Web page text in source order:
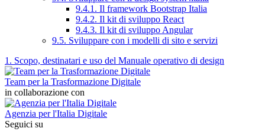
9.4.1. Il framework Bootstrap Italia
9.4.2. Il kit di sviluppo React
9.4.3. Il kit di sviluppo Angular
9.5. Sviluppare con i modelli di sito e servizi
1. Scopo, destinatari e uso del Manuale operativo di design
Team per la Trasformazione Digitale
in collaborazione con
Agenzia per l'Italia Digitale
Seguici su